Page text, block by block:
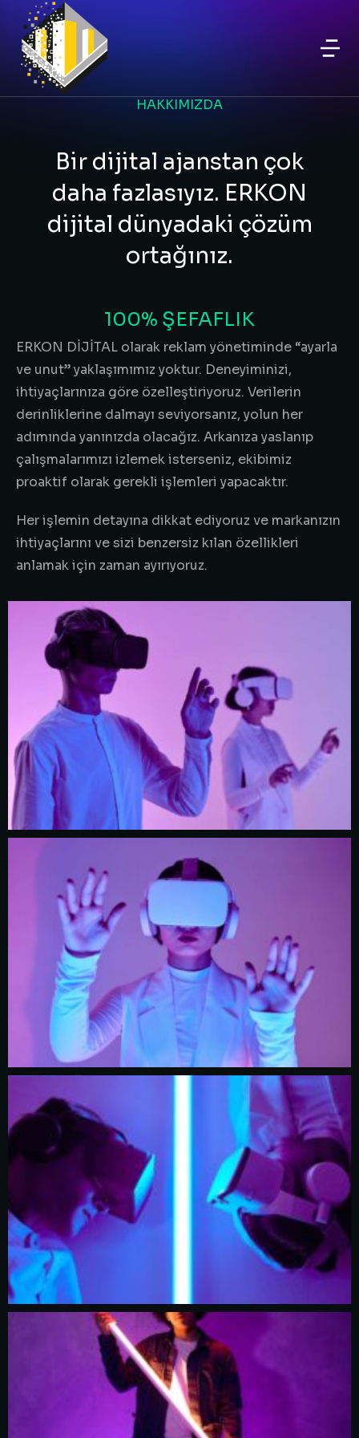
HAKKIMIZDA
Bir dijital ajanstan çok
daha fazlasıyız. ERKON
dijital dünyadaki çözüm
ortağınız.
100% ŞEFAFLIK
ERKON DİJİTAL olarak reklam yönetiminde “ayarla
ve unut” yaklaşımımız yoktur. Deneyiminizi,
ihtiyaçlarınıza göre özelleştiriyoruz. Verilerin
derinliklerine dalmayı seviyorsanız, yolun her
adımında yanınızda olacağız. Arkanıza yaslanıp
çalışmalarımızı izlemek isterseniz, ekibimiz
proaktif olarak gerekli işlemleri yapacaktır.
Her işlemin detayına dikkat ediyoruz ve markanızın
ihtiyaçlarını ve sizi benzersiz kılan özellikleri
anlamak için zaman ayırıyoruz.